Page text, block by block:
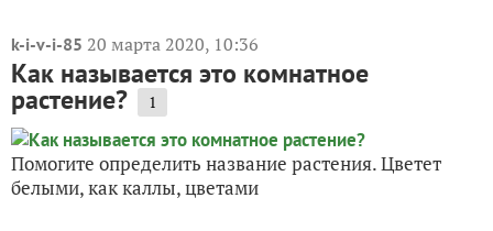
k-i-v-i-85 20 марта 2020, 10:36
Как называется это комнатное
растение? 1
Помогите определить название растения. Цветет
белыми, как каллы, цветами